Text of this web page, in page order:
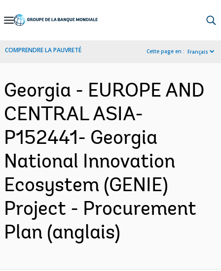
Skip
Navigation
COMPRENDRE LA PAUVRETÉ Cette page en : Français
Georgia - EUROPE AND
CENTRAL ASIA-
P152441- Georgia
National Innovation
Ecosystem (GENIE)
Project - Procurement
Plan (anglais)